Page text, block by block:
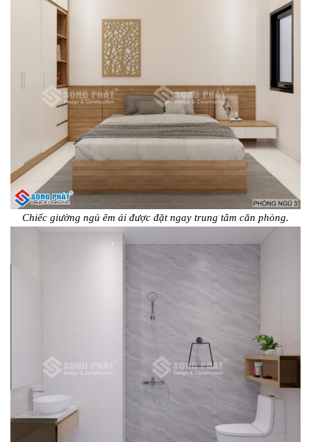
Chiếc giường ngủ êm ái được đặt ngay trung tâm căn phòng.